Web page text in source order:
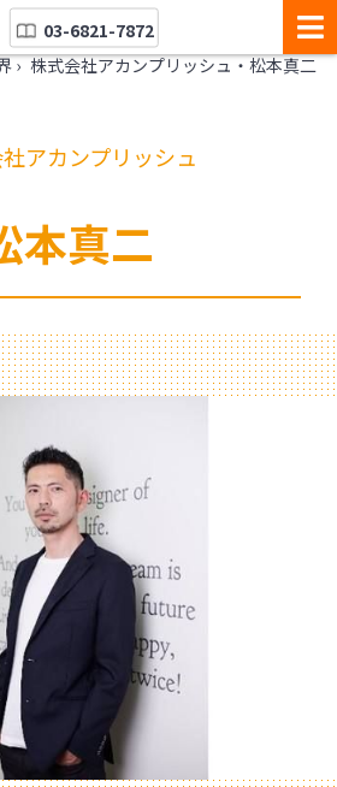
03-6821-7872
› 株式会社アカンプリッシュ・松本真二
アカンプリッシュ
本真二